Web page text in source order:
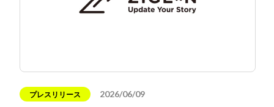
プレスリリース 2026/06/09